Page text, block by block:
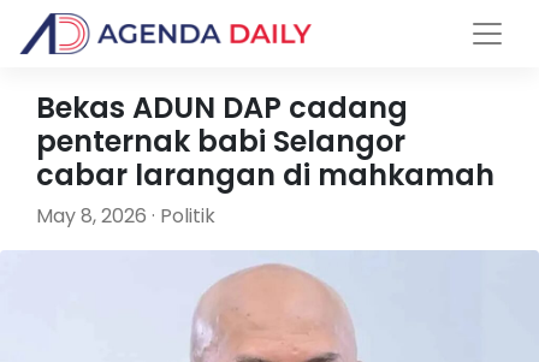
Bekas ADUN DAP cadang
penternak babi Selangor
cabar larangan di mahkamah
May 8, 2026 · Politik